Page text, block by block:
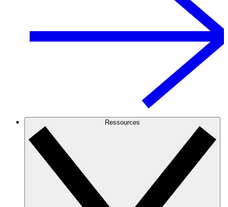
Ressources